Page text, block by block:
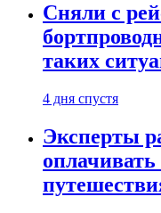
Сняли с
таких
4 дня спустя
Эксперты